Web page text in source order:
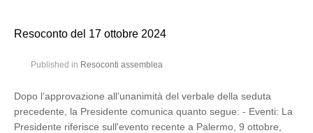
Resoconto del 17 ottobre 2024
Published in Resoconti assemblea
Dopo l’approvazione all’unanimità del verbale della seduta
precedente, la Presidente comunica quanto segue: - Eventi: La
Presidente riferisce sull'evento recente a Palermo, 9 ottobre,